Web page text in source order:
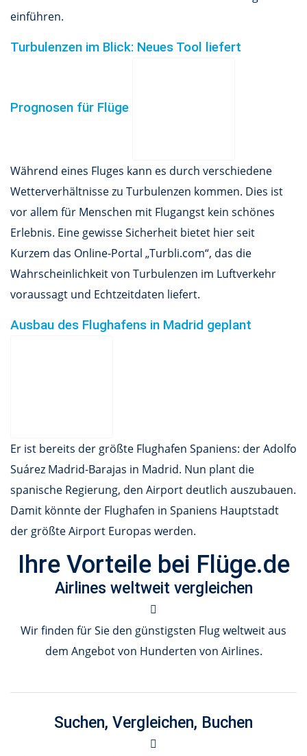
einführen.
Turbulenzen im Blick: Neues Tool liefert
Prognosen für Flüge
Während eines Fluges kann es durch verschiedene
Wetterverhältnisse zu Turbulenzen kommen. Dies ist
vor allem für Menschen mit Flugangst kein schönes
Erlebnis. Eine gewisse Sicherheit bietet hier seit
Kurzem das Online-Portal „Turbli.com“, das die
Wahrscheinlichkeit von Turbulenzen im Luftverkehr
voraussagt und Echtzeitdaten liefert.
Ausbau des Flughafens in Madrid geplant
Er ist bereits der größte Flughafen Spaniens: der Adolfo
Suárez Madrid-Barajas in Madrid. Nun plant die
spanische Regierung, den Airport deutlich auszubauen.
Damit könnte der Flughafen in Spaniens Hauptstadt
der größte Airport Europas werden.
Ihre Vorteile bei Flüge.de
Airlines weltweit vergleichen
Wir finden für Sie den günstigsten Flug weltweit aus
dem Angebot von Hunderten von Airlines.
Suchen, Vergleichen, Buchen